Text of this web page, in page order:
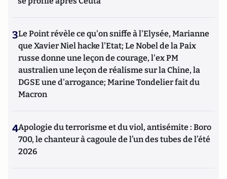
3Le Point révèle ce qu'on sniffe à l'Elysée, Marianne
que Xavier Niel hacke l'Etat; Le Nobel de la Paix
russe donne une leçon de courage, l'ex PM
australien une leçon de réalisme sur la Chine, la
DGSE une d'arrogance; Marine Tondelier fait du
Macron
4Apologie du terrorisme et du viol, antisémite : Boro
700, le chanteur à cagoule de l’un des tubes de l’été
2026